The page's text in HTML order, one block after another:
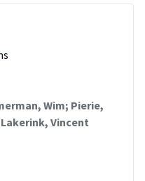
Wim; Pierie,
Vincent